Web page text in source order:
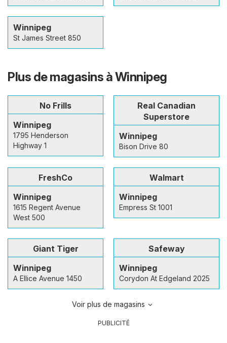
Winnipeg
St James Street 850
Plus de magasins à Winnipeg
No Frills
Winnipeg
1795 Henderson
Highway 1
Real Canadian
Superstore
Winnipeg
Bison Drive 80
FreshCo
Winnipeg
1615 Regent Avenue
West 500
Walmart
Winnipeg
Empress St 1001
Giant Tiger
Winnipeg
A Ellice Avenue 1450
Safeway
Winnipeg
Corydon At Edgeland 2025
Voir plus de magasins
PUBLICITÉ